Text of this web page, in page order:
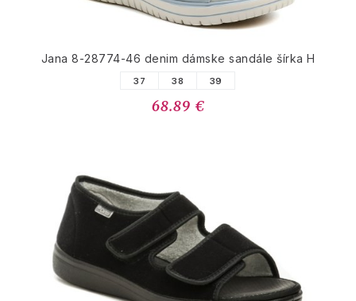
Jana 8-28774-46 denim dámske sandále šírka H
37 38 39
68.89 €